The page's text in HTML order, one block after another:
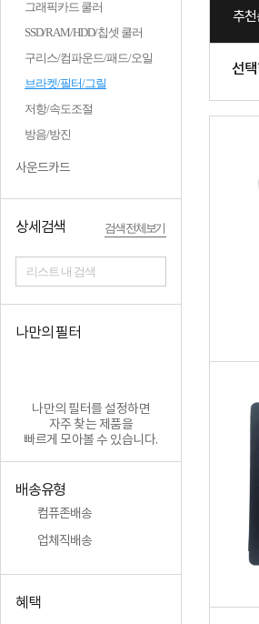
그래픽카드 쿨러
SSD/RAM/HDD/칩셋 쿨러
구리스/컴파운드/패드/오일
브라켓/필터/그릴
저항/속도조절
방음/방진
사운드카드
상세검색 검색 전체보기
리스트 내 검색
나만의 필터
나만의 필터를 설정하면
자주 찾는 제품을
빠르게 모아볼 수 있습니다.
배송유형
컴퓨존배송
업체직배송
혜택
추천
선택